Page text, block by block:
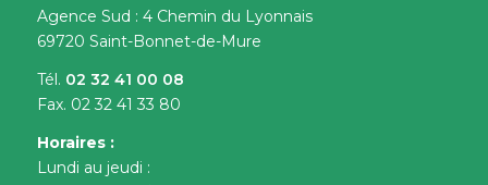
Agence Sud : 4 Chemin du Lyonnais
69720 Saint-Bonnet-de-Mure
Tél. 02 32 41 00 08
Fax. 02 32 41 33 80
Horaires :
Lundi au jeudi :